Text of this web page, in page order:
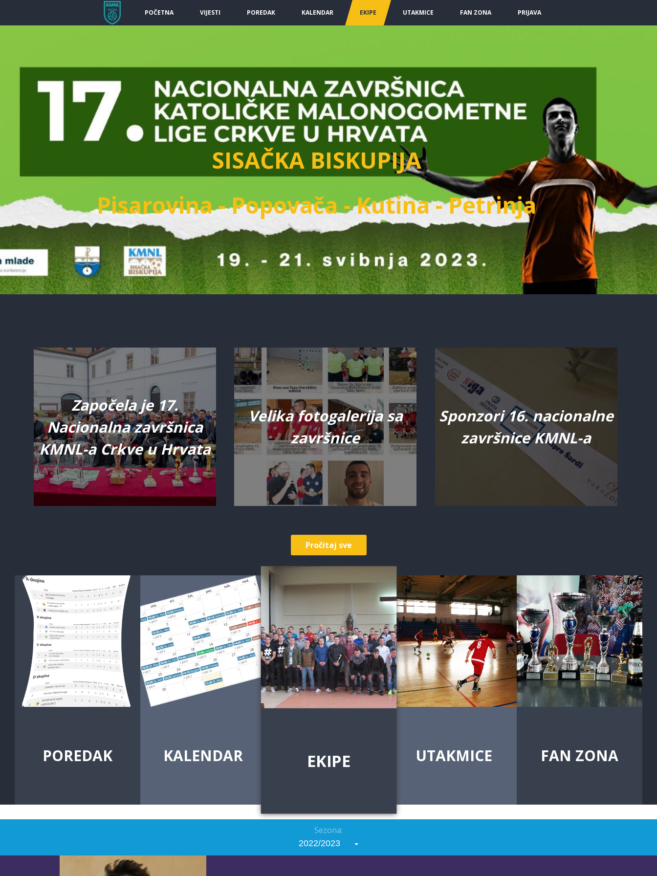
POČETNA VIJESTI POREDAK KALENDAR EKIPE UTAKMICE FAN ZONA PRIJAVA
SISAČKA BISKUPIJA
Pisarovina - Popovača - Kutina - Petrinja
Započela je 17.
Nacionalna završnica
KMNL-a Crkve u Hrvata
Velika fotogalerija sa
završnice
Sponzori 16. nacionalne
završnice KMNL-a
Pročitaj sve
POREDAK KALENDAR EKIPE UTAKMICE FAN ZONA
Sezona:
2022/2023